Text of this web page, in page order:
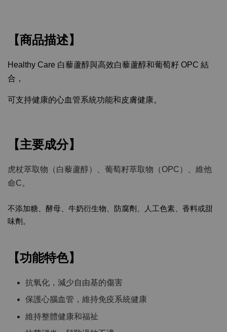
【商品描述】
Healthy Care 白藜蘆醇與高效白藜蘆醇和葡萄籽 OPC 結
合，
可支持健康的心血管系統功能和皮膚健康。
【主要成分】
虎杖萃取物（白藜蘆醇）、葡萄籽萃取物（OPC）、維他
命C。
不添加糖、酵母、牛奶衍生物、防腐劑、人工色素、香料或甜
味劑。
【功能特色】
抗氧化，減少自由基的傷害
保護心腦血管，維持免疫系統健康
維持整體健康和福祉